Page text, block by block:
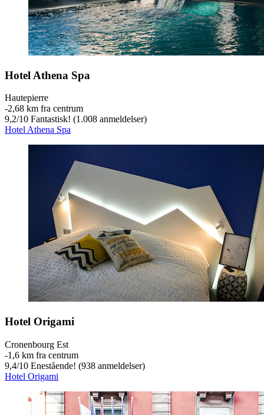
Hotel Athena Spa
Hautepierre
‐2,68 km fra centrum
9,2/10 Fantastisk! (1.008 anmeldelser)
Hotel Athena Spa
Hotel Origami
Cronenbourg Est
‐1,6 km fra centrum
9,4/10 Enestående! (938 anmeldelser)
Hotel Origami